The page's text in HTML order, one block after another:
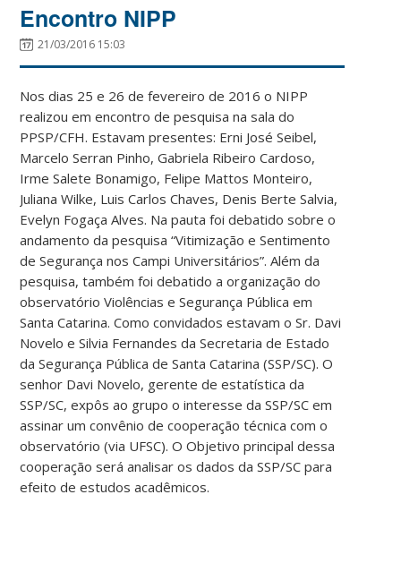
Encontro NIPP
21/03/2016 15:03
Nos dias 25 e 26 de fevereiro de 2016 o NIPP
realizou em encontro de pesquisa na sala do
PPSP/CFH. Estavam presentes: Erni José Seibel,
Marcelo Serran Pinho, Gabriela Ribeiro Cardoso,
Irme Salete Bonamigo, Felipe Mattos Monteiro,
Juliana Wilke, Luis Carlos Chaves, Denis Berte Salvia,
Evelyn Fogaça Alves. Na pauta foi debatido sobre o
andamento da pesquisa “Vitimização e Sentimento
de Segurança nos Campi Universitários”. Além da
pesquisa, também foi debatido a organização do
observatório Violências e Segurança Pública em
Santa Catarina. Como convidados estavam o Sr. Davi
Novelo e Silvia Fernandes da Secretaria de Estado
da Segurança Pública de Santa Catarina (SSP/SC). O
senhor Davi Novelo, gerente de estatística da
SSP/SC, expôs ao grupo o interesse da SSP/SC em
assinar um convênio de cooperação técnica com o
observatório (via UFSC). O Objetivo principal dessa
cooperação será analisar os dados da SSP/SC para
efeito de estudos acadêmicos.